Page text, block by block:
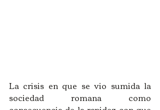
La crisis en que se vio sumida la
sociedad romana como